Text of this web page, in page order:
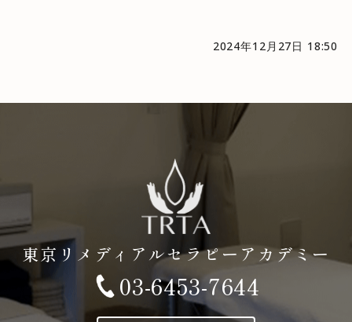
2024年12月27日 18:50
東京リメディアルセラピーアカデミー
03-6453-7644